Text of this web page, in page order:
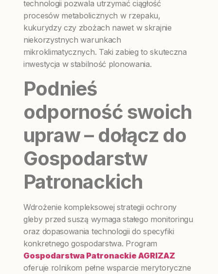
technologii pozwala utrzymać ciągłość
procesów metabolicznych w rzepaku,
kukurydzy czy zbożach nawet w skrajnie
niekorzystnych warunkach
mikroklimatycznych. Taki zabieg to skuteczna
inwestycja w stabilność plonowania.
Podnieś
odporność swoich
upraw – dołącz do
Gospodarstw
Patronackich
Wdrożenie kompleksowej strategii ochrony
gleby przed suszą wymaga stałego monitoringu
oraz dopasowania technologii do specyfiki
konkretnego gospodarstwa. Program
Gospodarstwa Patronackie AGRIZAZ
oferuje rolnikom pełne wsparcie merytoryczne